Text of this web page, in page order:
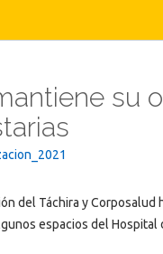
su
del Táchira y
espacios del